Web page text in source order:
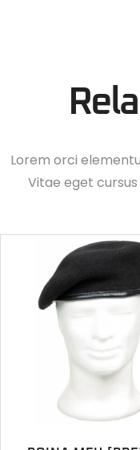
Lorem orci
Vitae eget